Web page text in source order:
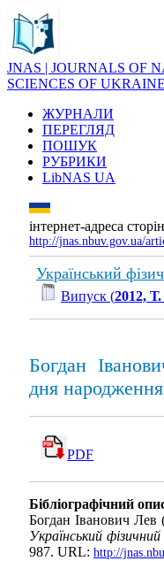
JNAS | JOURNALS OF
SCIENCES OF UKRAINE
ЖУРНАЛИ
ПЕРЕГЛЯД
ПОШУК
РУБРИКИ
LibNAS UA
інтернет-адреса
http://jnas.nbuv.gov.ua/
Український
Випуск (2012,
Богдан
дня
PDF
Бібліографічний
Богдан Іванович
Український
987. URL: http://